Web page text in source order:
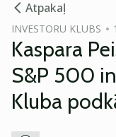
Atpakaļ
INVESTORU KLUBS
Kaspara
S&P 500
Kluba